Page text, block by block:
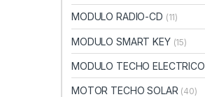
MODULO RADIO-CD (11)
MODULO SMART KEY (15)
MODULO TECHO ELECTRICO
MOTOR TECHO SOLAR (40)